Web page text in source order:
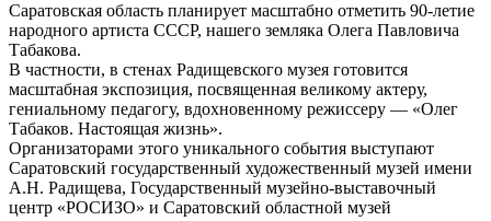
Саратовская область планирует масштабно отметить 90-летие
народного артиста СССР, нашего земляка Олега Павловича
Табакова.
В частности, в стенах Радищевского музея готовится
масштабная экспозиция, посвященная великому актеру,
гениальному педагогу, вдохновенному режиссеру — «Олег
Табаков. Настоящая жизнь».
Организаторами этого уникального события выступают
Саратовский государственный художественный музей имени
А.Н. Радищева, Государственный музейно-выставочный
центр «РОСИЗО» и Саратовский областной музей